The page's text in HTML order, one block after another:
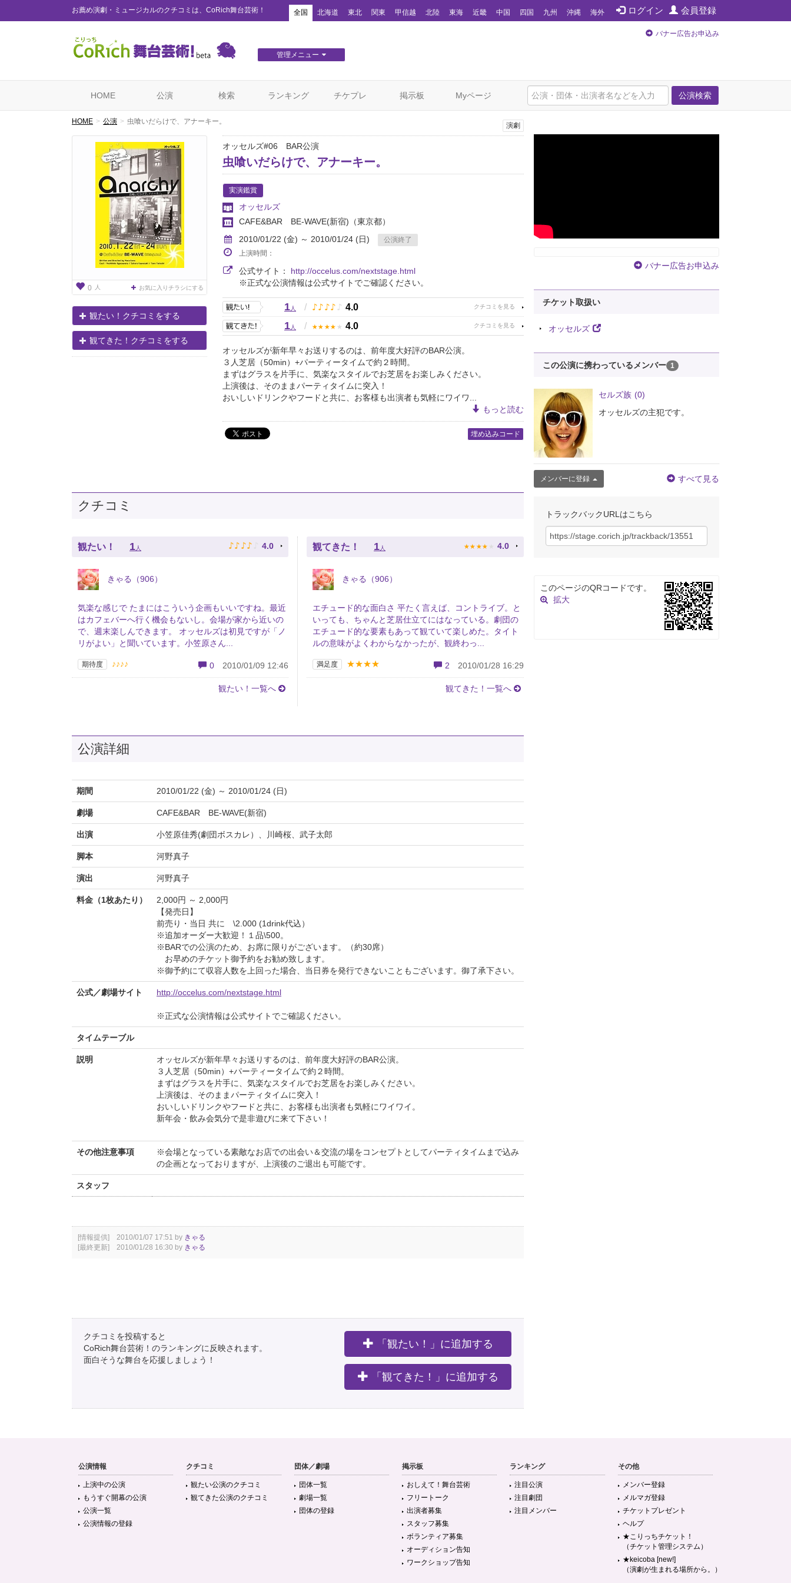
お薦め演劇・ミュージカルのクチコミは、CoRich舞台芸術！ ログイン 会員登録
全国 北海道 東北 関東 甲信越 北陸 東海 近畿 中国 四国 九州 沖縄 海外
管理メニュー
バナー広告お申込み
公演検索
HOME 公演 検索 ランキング チケプレ 掲示板 Myページ
HOME 公演 虫喰いだらけで、アナーキー。
0 人 お気に入りチラシにする
観たい！クチコミをする
観てきた！クチコミをする
演劇
オッセルズ#06 BAR公演
虫喰いだらけで、アナーキー。
実演鑑賞
オッセルズ
CAFE&BAR BE-WAVE(新宿) （東京都）
2010/01/22 (金) ～ 2010/01/24 (日)
公演終了
上演時間：
公式サイト： http://occelus.com/nextstage.html
※正式な公演情報は公式サイトでご確認ください。
1人 / ♪ ♪ ♪ ♪ ♪ 4.0
1人 / ★ ★ ★ ★ ★ 4.0
オッセルズが新年早々お送りするのは、前年度大好評のBAR公演。
３人芝居（50min）+パーティータイムで約２時間。
まずはグラスを片手に、気楽なスタイルでお芝居をお楽しみください。
上演後は、そのままパーティタイムに突入！
おいしいドリンクやフードと共に、お客様も出演者も気軽にワイワ...
もっと読む
埋め込みコード
クチコミ
観たい！ 1 人 ♪ ♪ ♪ ♪ ♪ 4.0
きゃる（906）
気楽な感じで たまにはこういう企画もいいですね。最近
はカフェバーへ行く機会もないし。会場が家から近いの
で、週末楽しんできます。 オッセルズは初見ですが「ノ
リがよい」と聞いています。小笠原さん...
期待度 ♪♪♪♪ 0 2010/01/09 12:46
観たい！一覧へ
観てきた！ 1 人 ★ ★ ★ ★ ★ 4.0
きゃる（906）
エチュード的な面白さ 平たく言えば、コントライブ。と
いっても、ちゃんと芝居仕立てにはなっている。劇団の
エチュード的な要素もあって観ていて楽しめた。タイト
ルの意味がよくわからなかったが、観終わっ...
満足度 ★★★★ 2 2010/01/28 16:29
観てきた！一覧へ
公演詳細
期間 2010/01/22 (金) ～ 2010/01/24 (日)
劇場 CAFE&BAR BE-WAVE(新宿)
出演 小笠原佳秀(劇団ボスカレ）、川崎桜、武子太郎
脚本 河野真子
演出 河野真子
料金（1枚あたり）
2,000円 ～ 2,000円
【発売日】
前売り・当日 共に \2.000 (1drink代込）
※追加オーダー大歓迎！１品\500。
※BARでの公演のため、お席に限りがございます。（約30席）
お早めのチケット御予約をお勧め致します。
※御予約にて収容人数を上回った場合、当日券を発行できないこともございます。御了承下さい。
公式／劇場サイト http://occelus.com/nextstage.html
※正式な公演情報は公式サイトでご確認ください。
タイムテーブル
説明
オッセルズが新年早々お送りするのは、前年度大好評のBAR公演。
３人芝居（50min）+パーティータイムで約２時間。
まずはグラスを片手に、気楽なスタイルでお芝居をお楽しみください。
上演後は、そのままパーティタイムに突入！
おいしいドリンクやフードと共に、お客様も出演者も気軽にワイワイ。
新年会・飲み会気分で是非遊びに来て下さい！
その他注意事項
※会場となっている素敵なお店での出会い＆交流の場をコンセプトとしてパーティタイムまで込み
の企画となっておりますが、上演後のご退出も可能です。
スタッフ
[情報提供] 2010/01/07 17:51 by きゃる
[最終更新] 2010/01/28 16:30 by きゃる
クチコミを投稿すると
CoRich舞台芸術！のランキングに反映されます。
面白そうな舞台を応援しましょう！
「観たい！」に追加する
「観てきた！」に追加する
バナー広告お申込み
チケット取扱い
オッセルズ
この公演に携わっているメンバー 1
セルズ族 (0)
オッセルズの主犯です。
メンバーに登録 すべて見る
トラックバックURLはこちら
このページのQRコードです。
拡大
公演情報
上演中の公演
もうすぐ開幕の公演
公演一覧
公演情報の登録
クチコミ
観たい公演のクチコミ
観てきた公演のクチコミ
団体／劇場
団体一覧
劇場一覧
団体の登録
掲示板
おしえて！舞台芸術
フリートーク
出演者募集
スタッフ募集
ボランティア募集
オーディション告知
ワークショップ告知
ランキング
注目公演
注目劇団
注目メンバー
その他
メンバー登録
メルマガ登録
チケットプレゼント
ヘルプ
★こりっちチケット！
（チケット管理システム）
★keicoba [new!]
（演劇が生まれる場所から。）